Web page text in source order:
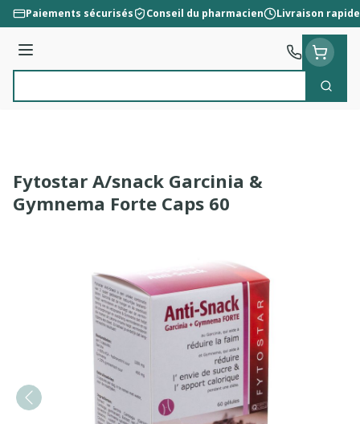
Aller au contenu
Paiements sécurisés Conseil du pharmacien Livraison rapide
Menu
Fytostar A/snack Garcinia &
Gymnema Forte Caps 60